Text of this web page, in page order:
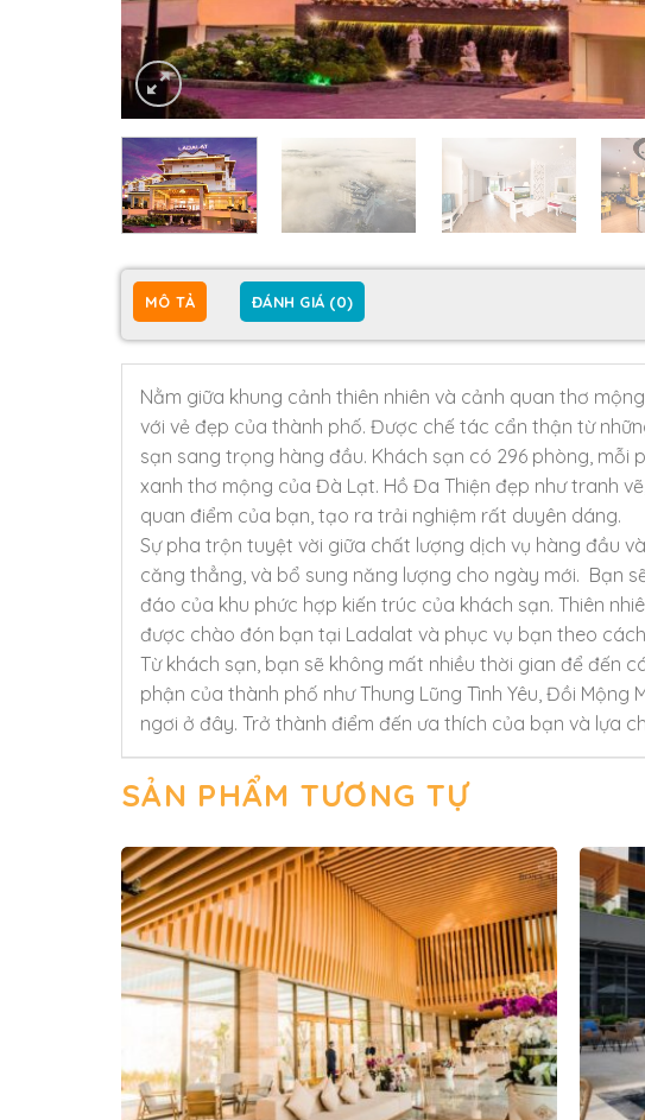
MÔ TẢ ĐÁNH GIÁ (0)
Nằm giữa khung cảnh thiên nhiên và cảnh quan thơ
với vẻ đẹp của thành phố. Được chế tác cẩn thận từ
sạn sang trọng hàng đầu. Khách sạn có 296 phòng, mỗi
xanh thơ mộng của Đà Lạt. Hồ Đa Thiện đẹp như tranh
quan điểm của bạn, tạo ra trải nghiệm rất duyên dáng.
Sự pha trộn tuyệt vời giữa chất lượng dịch vụ hàng đầu
căng thẳng, và bổ sung năng lượng cho ngày mới. Bạn
đáo của khu phức hợp kiến trúc của khách sạn. Thiên
được chào đón bạn tại Ladalat và phục vụ bạn theo
Từ khách sạn, bạn sẽ không mất nhiều thời gian để đến
phận của thành phố như Thung Lũng Tình Yêu, Đồi
ngơi ở đây. Trở thành điểm đến ưa thích của bạn và lựa
SẢN PHẨM TƯƠNG TỰ